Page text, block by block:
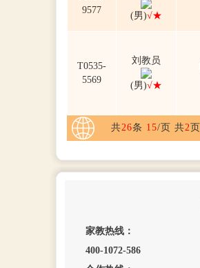
9577
(男)√★
T0535-
5569
刘教员
(男)√★
共26条 15/页 共2页
家教热线：
400-1072-586